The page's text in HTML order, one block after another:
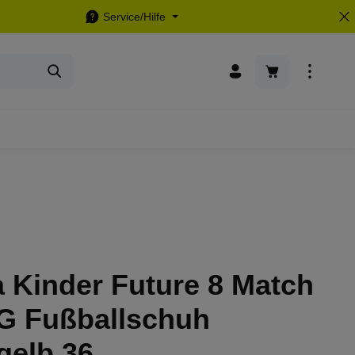
Service/Hilfe
Warenkorb
Kinder Future 8 Match
Fußballschuh